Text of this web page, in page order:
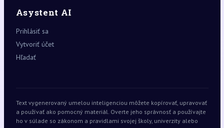
Asystent AI
Prihlásiť sa
Vytvoriť účet
Hľadať
Text vygenerovaný umelou inteligenciou môžete kopírovať, upravovať
a používať ako pomocný materiál. Overte jeho správnosť a používajte
ho v súlade so zákonom a pravidlami svojej školy, univerzity alebo